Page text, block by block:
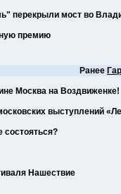
перекрыли мост во
премию
Ранее
Москва на Воздвиженке!
выступлений
состояться?
Нашествие